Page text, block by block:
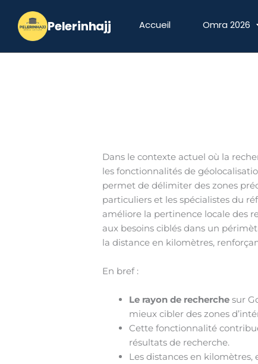
contenu
Accueil Omra 2026
Dans le contexte actuel où la
les fonctionnalités de
permet de délimiter des zones
particuliers et les spécialistes du
améliore la pertinence locale des
aux besoins ciblés dans un
la distance en kilomètres,
En bref :
Le rayon de recherche sur
mieux cibler des zones
Cette fonctionnalité
résultats de recherche.
Les distances en